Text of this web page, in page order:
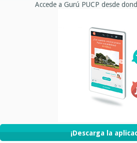
Accede a Gurú PUCP desde
¡Descarga la